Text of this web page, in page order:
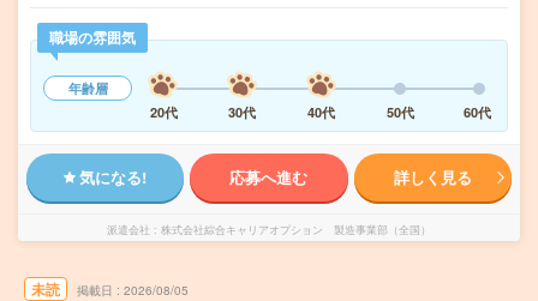
職場の雰囲気
年齢層
20代
30代 40代 50代 60代
気になる! 応募へ進む 詳しく見る
派遣会社 株式会社綜合キャリアオプション 製造事業部（全国）
未読 掲載日 2026/08/05